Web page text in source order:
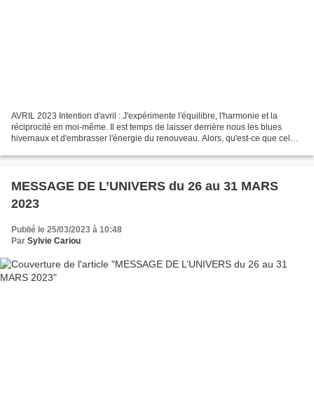
AVRIL 2023 Intention d'avril : J'expérimente l'équilibre, l'harmonie et la
réciprocité en moi-même. Il est temps de laisser derrière nous les blues
hivernaux et d'embrasser l'énergie du renouveau. Alors, qu'est-ce que cela
MESSAGE DE L’UNIVERS du 26 au 31 MARS
2023
Publié le 25/03/2023 à 10:48
Par Sylvie Cariou